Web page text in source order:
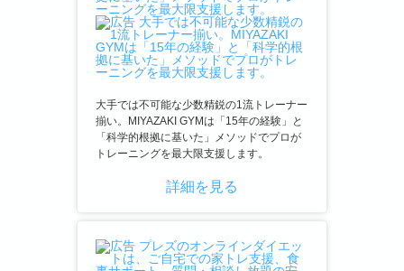
大手では不可能な少数精鋭の1流トレーナー
揃い。MIYAZAKI GYMは「15年の経験」と
「科学的根拠に基いた」メソッドでプロが
トレーニングを最大限支援します。
詳細を見る